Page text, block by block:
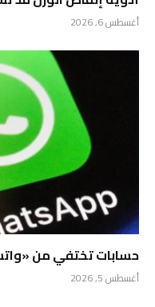
أغسطس 6, 2026
حسابات تختفي من
أغسطس 5, 2026